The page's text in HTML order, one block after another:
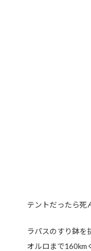
テントだったら死
ラパスのすり鉢を
オルロまで160km